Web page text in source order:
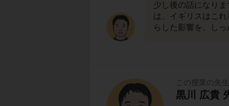
少し後の話になり
は、イギリスはこ
らした影響を、し
この授業の先生
黒川 広貴